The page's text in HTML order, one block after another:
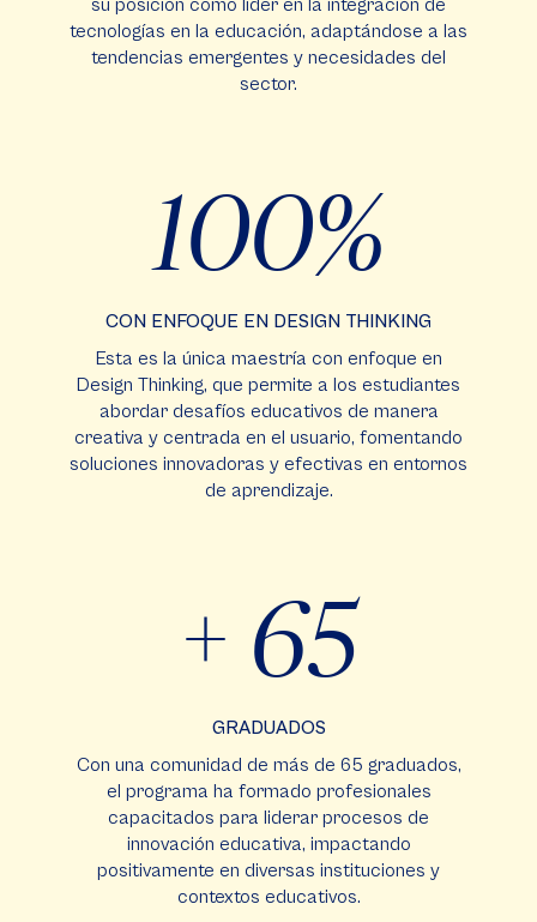
su posición como líder en la integración de
tecnologías en la educación, adaptándose a las
tendencias emergentes y necesidades del
sector.
100%
CON ENFOQUE EN DESIGN THINKING
Esta es la única maestría con enfoque en
Design Thinking, que permite a los estudiantes
abordar desafíos educativos de manera
creativa y centrada en el usuario, fomentando
soluciones innovadoras y efectivas en entornos
de aprendizaje.
+ 65
GRADUADOS
Con una comunidad de más de 65 graduados,
el programa ha formado profesionales
capacitados para liderar procesos de
innovación educativa, impactando
positivamente en diversas instituciones y
contextos educativos.